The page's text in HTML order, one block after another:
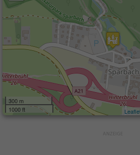
300 m
1000 ft